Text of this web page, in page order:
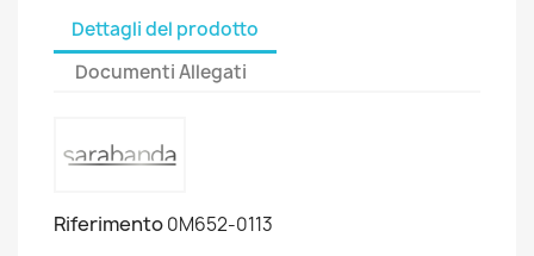
Dettagli del prodotto
Documenti Allegati
Riferimento0M652-0113